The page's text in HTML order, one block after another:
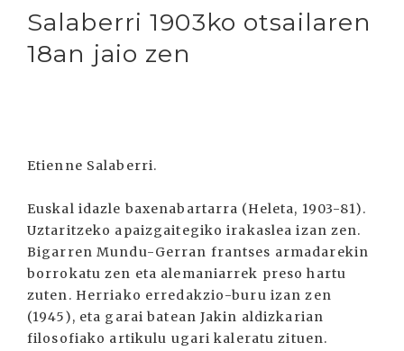
Salaberri 1903ko otsailaren
18an jaio zen
Etienne Salaberri.
Euskal idazle baxenabartarra (Heleta, 1903-81).
Uztaritzeko apaizgaitegiko irakaslea izan zen.
Bigarren Mundu-Gerran frantses armadarekin
borrokatu zen eta alemaniarrek preso hartu
zuten. Herriako erredakzio-buru izan zen
(1945), eta garai batean Jakin aldizkarian
filosofiako artikulu ugari kaleratu zituen.